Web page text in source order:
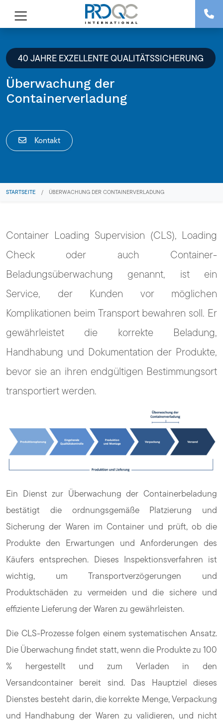
40 JAHRE EXZELLENTE QUALITÄTSSICHERUNG
Überwachung der
Containerverladung
Kontakt
STARTSEITE / ÜBERWACHUNG DER CONTAINERVERLADUNG
Container Loading Supervision (CLS), Loading
Check oder auch Container-
Beladungsüberwachung genannt, ist ein
Service, der Kunden vor möglichen
Komplikationen beim Transport bewahren soll. Er
gewährleistet die korrekte Beladung,
Handhabung und Dokumentation der Produkte,
bevor sie an ihren endgültigen Bestimmungsort
transportiert werden.
Ein Dienst zur Überwachung der Containerbeladung
bestätigt die ordnungsgemäße Platzierung und
Sicherung der Waren im Container und prüft, ob die
Produkte den Erwartungen und Anforderungen des
Käufers entsprechen. Dieses Inspektionsverfahren ist
wichtig, um Transportverzögerungen und
Produktschäden zu vermeiden und die sichere und
effiziente Lieferung der Waren zu gewährleisten.
Die CLS-Prozesse folgen einem systematischen Ansatz.
Die Überwachung findet statt, wenn die Produkte zu 100
% hergestellt und zum Verladen in den
Versandcontainer bereit sind. Das Hauptziel dieses
Dienstes besteht darin, die korrekte Menge, Verpackung
und Handhabung der Waren zu validieren, und nicht